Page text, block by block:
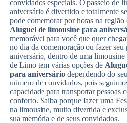
convidados especiais. O passeio de
aniversário é divertido e totalmente
pode comemorar por horas na região
Aluguel de limousine para
memorável para você que quer
no dia da comemoração ou fazer seu
aniversário, dentro de uma limousine
de Limo tem várias opções de
para aniversário dependendo do
número de convidados, pois
capacidade para transportar pessoas
conforto. Saiba porque fazer uma
na limousine, muito divertida e
sua memória e de seus convidados.